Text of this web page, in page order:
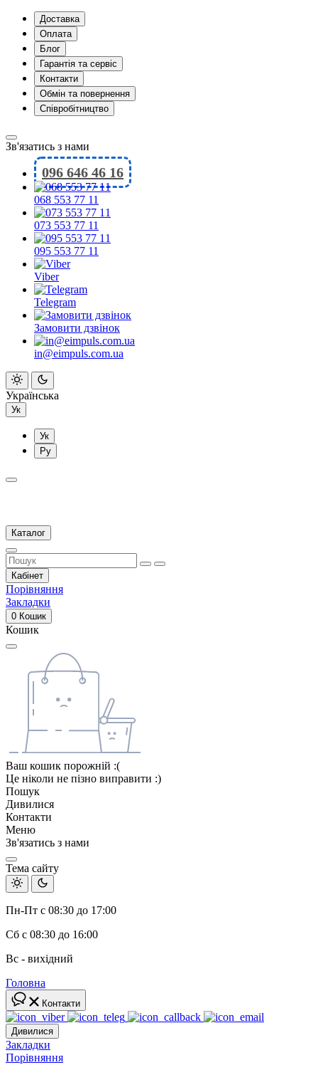
Доставка
Оплата
Блог
Гарантія та сервіс
Контакти
Обмін та повернення
Співробітництво
Зв'язатись з нами
096 646 46 16
068 553 77 11
073 553 77 11
095 553 77 11
Viber
Telegram
Замовити дзвінок
in@eimpuls.com.ua
Українська
Ук
Ук
Ру
Каталог
Кабінет
Порівняння
Закладки
0 Кошик
Кошик
Ваш кошик порожній :(
Це ніколи не пізно виправити :)
Пошук
Дивилися
Контакти
Меню
Зв'язатись з нами
Тема сайту
Пн-Пт с 08:30 до 17:00
Сб с 08:30 до 16:00
Вс - вихідний
Головна
Контакти
Дивилися
Закладки
Порівняння